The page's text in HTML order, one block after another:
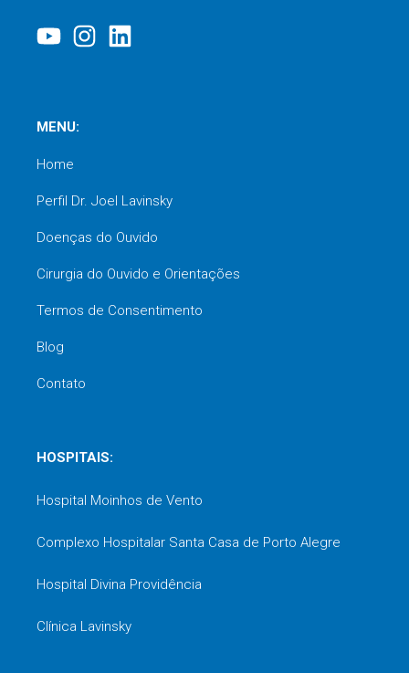
MENU:
Home
Perfil Dr. Joel Lavinsky
Doenças do Ouvido
Cirurgia do Ouvido e Orientações
Termos de Consentimento
Blog
Contato
HOSPITAIS:
Hospital Moinhos de Vento
Complexo Hospitalar Santa Casa de Porto Alegre
Hospital Divina Providência
Clínica Lavinsky